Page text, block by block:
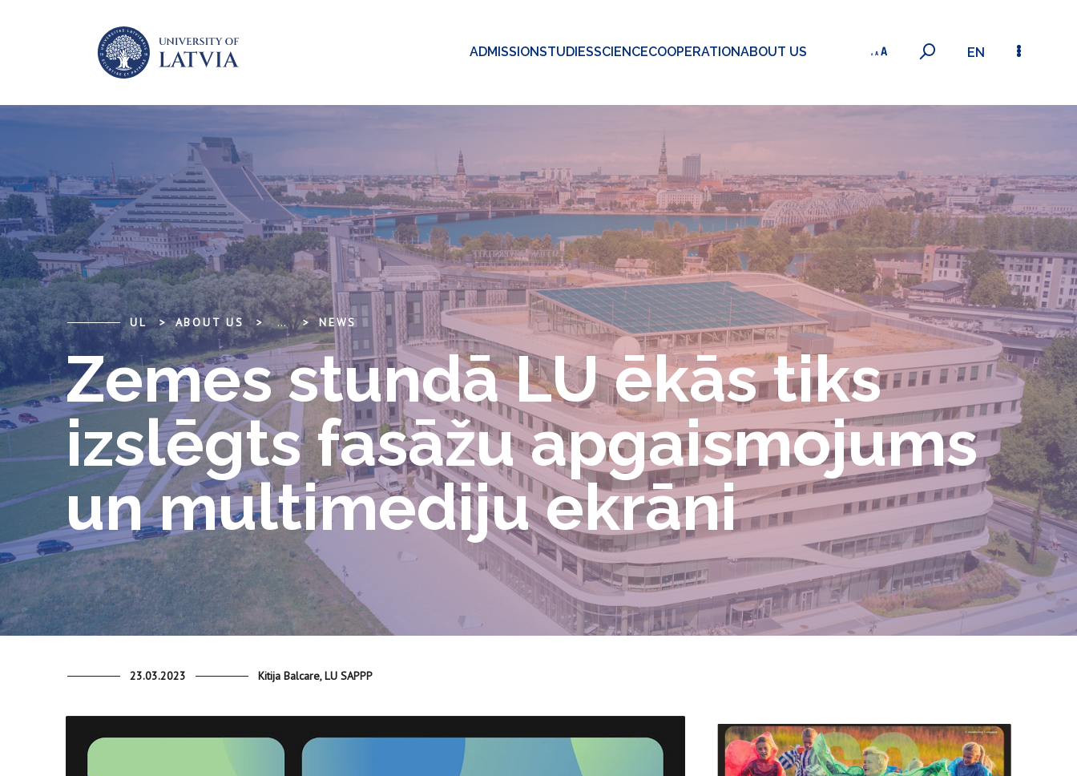
ADMISSIONSTUDIESSCIENCECOOPERATIONABOUT US EN
UL ABOUT US ... NEWS
Zemes stundā LU ēkās tiks
izslēgts fasāžu apgaismojums
un multimediju ekrāni
23.03.2023 Kitija Balcare, LU SAPPP